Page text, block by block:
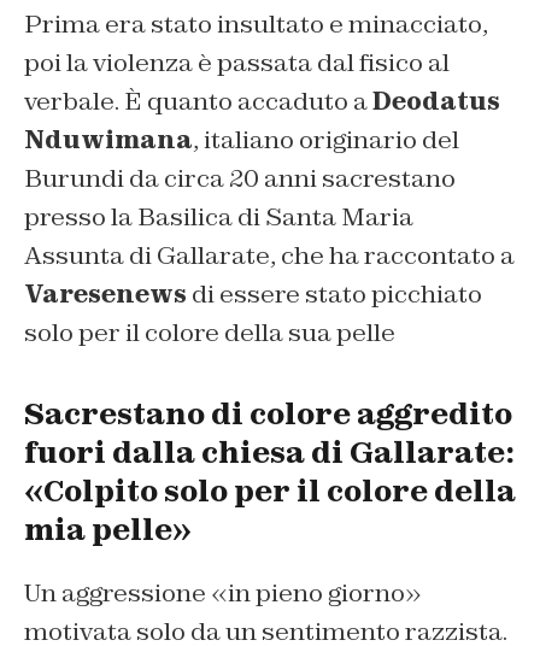
Prima era stato insultato e minacciato,
poi la violenza è passata dal fisico al
verbale. È quanto accaduto aDeodatus
Nduwimana, italiano originario del
Burundi da circa 20 anni sacrestano
presso la Basilica di Santa Maria
Assunta di Gallarate, che ha raccontato a
Varesenews di essere stato picchiato
solo per il colore della sua pelle
Sacrestano di colore aggredito
fuori dalla chiesa di Gallarate:
«Colpito solo per il colore della
mia pelle»
Un aggressione «in pieno giorno»
motivata solo da un sentimento razzista.